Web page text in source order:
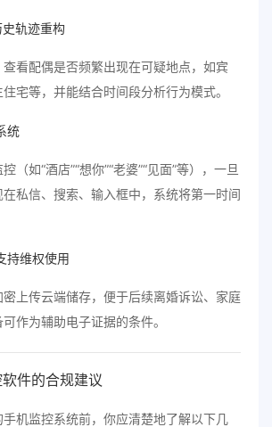
轨迹重构
看配偶是否频繁出现在可疑地点，如宾
宅等，并能结合时间段分析行为模式。
统
（如“酒店”“想你”“老婆”“见面”等），一旦
私信、搜索、输入框中，系统将第一时间
持维权使用
上传云端储存，便于后续离婚诉讼、家庭
作为辅助电子证据的条件。
件的合规建议
机监控系统前，你应清楚地了解以下几